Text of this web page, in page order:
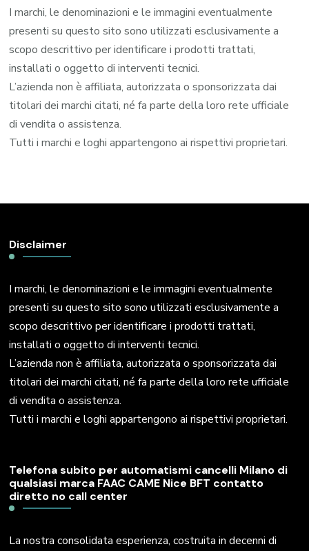
I marchi, le denominazioni e le immagini eventualmente
presenti su questo sito sono utilizzati esclusivamente a
scopo descrittivo per identificare i prodotti trattati,
installati o oggetto di interventi tecnici.
L’azienda non è affiliata, autorizzata o sponsorizzata dai
titolari dei marchi citati, né fa parte della loro rete ufficiale
di vendita o assistenza.
Tutti i marchi e loghi appartengono ai rispettivi proprietari.
Disclaimer
I marchi, le denominazioni e le immagini eventualmente
presenti su questo sito sono utilizzati esclusivamente a
scopo descrittivo per identificare i prodotti trattati,
installati o oggetto di interventi tecnici.
L’azienda non è affiliata, autorizzata o sponsorizzata dai
titolari dei marchi citati, né fa parte della loro rete ufficiale
di vendita o assistenza.
Tutti i marchi e loghi appartengono ai rispettivi proprietari.
Telefona subito per automatismi cancelli Milano di
qualsiasi marca FAAC CAME Nice BFT contatto
diretto no call center
La nostra consolidata esperienza, costruita in decenni di